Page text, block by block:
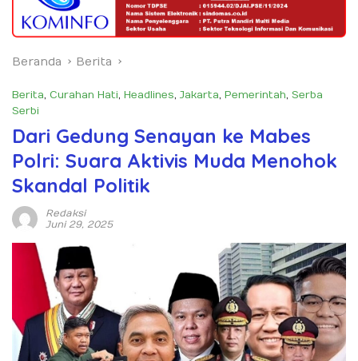
Beranda Berita
Berita, Curahan Hati, Headlines, Jakarta, Pemerintah, Serba
Serbi
Dari Gedung Senayan ke Mabes
Polri: Suara Aktivis Muda Menohok
Skandal Politik
Redaksi
Juni 29, 2025